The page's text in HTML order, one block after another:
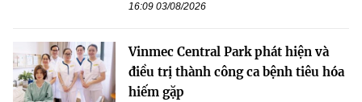
16:09 03/08/2026
Vinmec Central Park phát hiện và
điều trị thành công ca bệnh tiêu hóa
hiếm gặp